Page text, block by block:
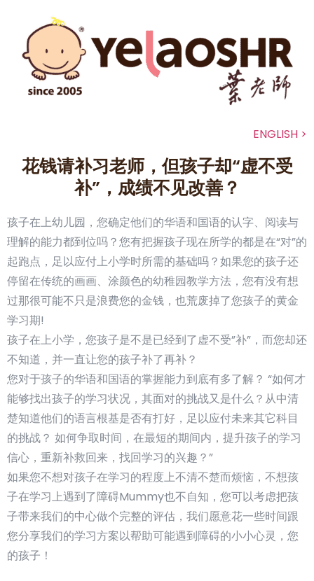
ENGLISH >
花钱请补习老师，但孩子却“虚不受
补”，成绩不见改善？
孩子在上幼儿园，您确定他们的华语和国语的认字、阅读与
理解的能力都到位吗？您有把握孩子现在所学的都是在“对”的
起跑点，足以应付上小学时所需的基础吗？如果您的孩子还
停留在传统的画画、涂颜色的幼稚园教学方法，您有没有想
过那很可能不只是浪费您的金钱，也荒废掉了您孩子的黄金
学习期!
孩子在上小学，您孩子是不是已经到了虚不受”补”，而您却还
不知道，并一直让您的孩子补了再补？
您对于孩子的华语和国语的掌握能力到底有多了解？ “如何才
能够找出孩子的学习状况，其面对的挑战又是什么？从中清
楚知道他们的语言根基是否有打好，足以应付未来其它科目
的挑战？ 如何争取时间，在最短的期间内，提升孩子的学习
信心，重新补救回来，找回学习的兴趣？”
如果您不想对孩子在学习的程度上不清不楚而烦恼，不想孩
子在学习上遇到了障碍Mummy也不自知，您可以考虑把孩
子带来我们的中心做个完整的评估，我们愿意花一些时间跟
您分享我们的学习方案以帮助可能遇到障碍的小小心灵，您
的孩子！